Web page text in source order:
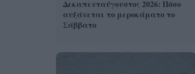
Δεκαπενταύγουστος 2026: Πόσο
αυξάνεται το μεροκάματο το
Σάββατο